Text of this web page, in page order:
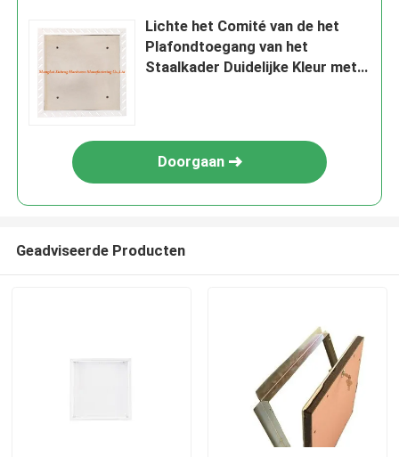
Lichte het Comité van de het
Plafondtoegang van het
Staalkader Duidelijke Kleur met
Doorgaan
Geadviseerde Producten